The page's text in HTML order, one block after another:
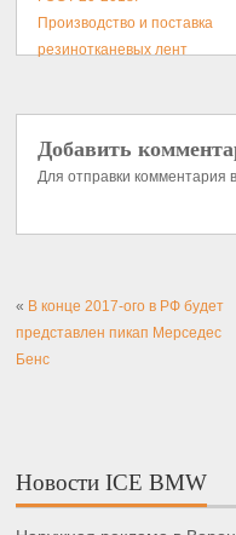
Производство и поставка
резинотканевых лент
Добавить
Для отправки комментария
« В конце 2017-ого в РФ будет
представлен пикап Мерседес
Бенс
Новости ICE BMW